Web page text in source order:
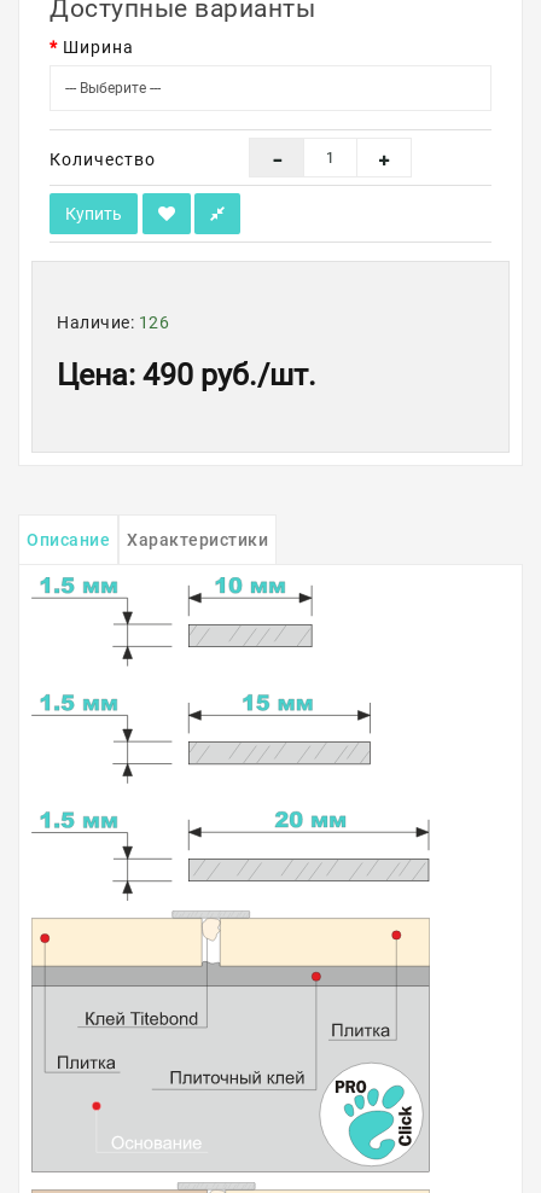
Доступные варианты
Ширина
Количество
Купить
Наличие: 126
Цена: 490 руб./шт.
Описание Характеристики